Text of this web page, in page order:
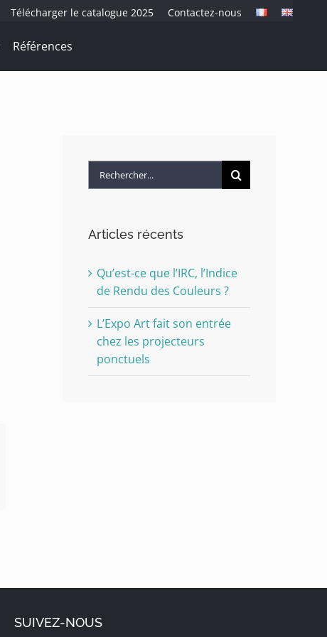
Télécharger le catalogue 2025 Contactez-nous
Références
Rechercher:
Articles récents
Qu’est-ce que l’IRC, l’Indice
de Rendu des Couleurs ?
L’Expo Art fait son entrée
chez les projecteurs
ponctuels
SUIVEZ-NOUS